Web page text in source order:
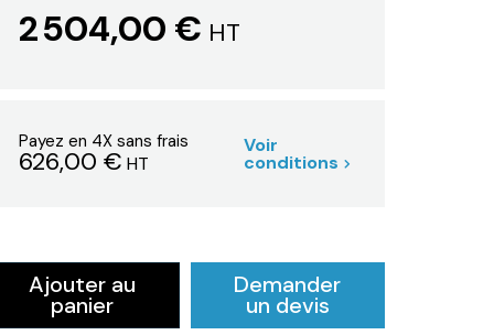
2 504,00 € HT
Payez en 4X sans frais
626,00 € HT
Voir
conditions
Ajouter au
panier
Demander
un devis